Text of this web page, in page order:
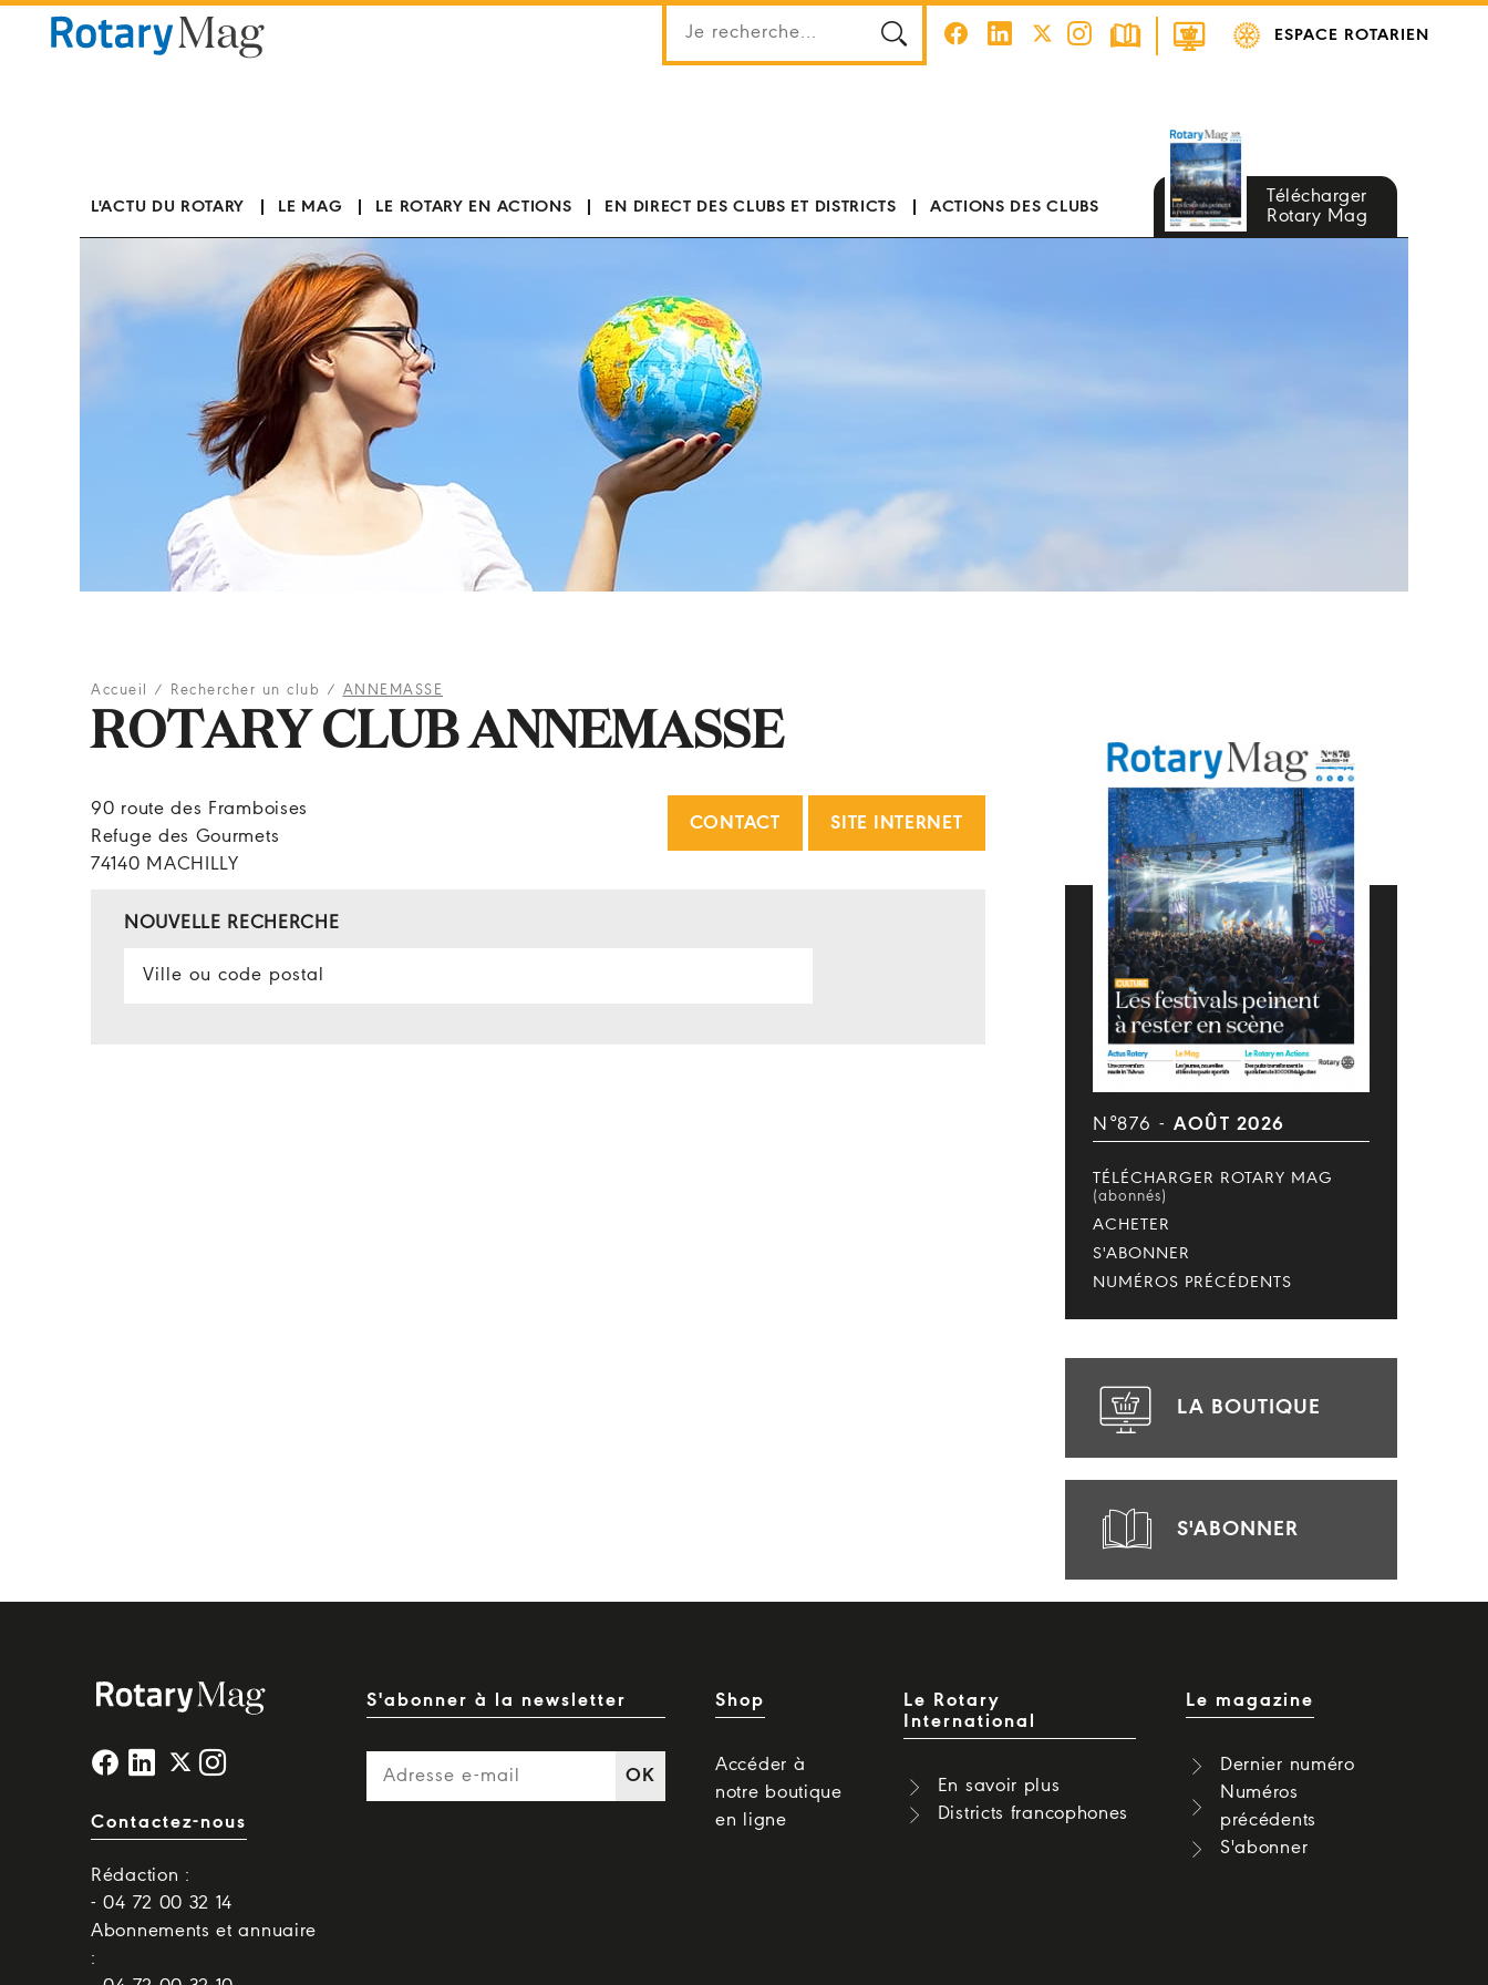
ESPACE ROTARIEN
L'ACTU DU ROTARY LE MAG LE ROTARY EN ACTIONS EN DIRECT DES CLUBS ET DISTRICTS ACTIONS DES CLUBS
Télécharger
Rotary Mag
Accueil / Rechercher un club / ANNEMASSE
ROTARY CLUB ANNEMASSE
90 route des Framboises
Refuge des Gourmets
74140 MACHILLY
CONTACT SITE INTERNET
NOUVELLE RECHERCHE
N°876 - AOÛT 2026
TÉLÉCHARGER ROTARY MAG
(abonnés)
ACHETER
S'ABONNER
NUMÉROS PRÉCÉDENTS
LA BOUTIQUE
S'ABONNER
Contactez-nous
Rédaction :
- 04 72 00 32 14
Abonnements et annuaire
:
S'abonner à la newsletter
OK
Shop
Accéder à
notre boutique
en ligne
Le Rotary
International
En savoir plus
Districts francophones
Le magazine
Dernier numéro
Numéros
précédents
S'abonner
Panneau de gestion des cookies